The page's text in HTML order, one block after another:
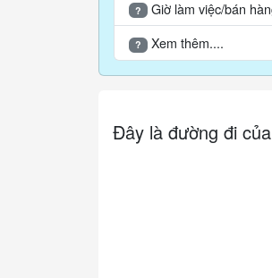
? Giờ làm việc/bán
? Xem thêm....
Đây là đường đi